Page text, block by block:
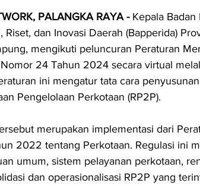
PALANGKA RAYA - Kepala Badan
Riset, dan Inovasi Daerah (Bapperida)
mengikuti peluncuran Peraturan
24 Tahun 2024 secara virtual
ini mengatur tata cara
Pengelolaan Perkotaan (RP2P).
merupakan implementasi dari
2022 tentang Perkotaan. Regulasi ini
umum, sistem pelayanan perkotaan,
dan operasionalisasi RP2P yang